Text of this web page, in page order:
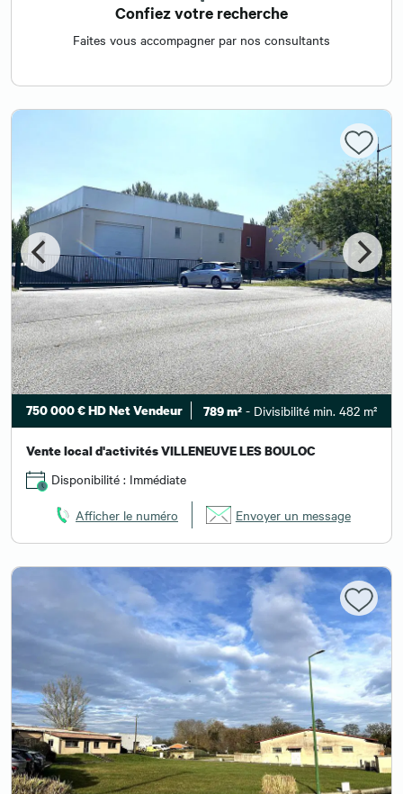
Confiez votre recherche
Faites vous accompagner par nos consultants
750 000 € HD Net Vendeur 789 m²- Divisibilité min. 482 m²
Vente local d'activités VILLENEUVE LES BOULOC
Disponibilité : Immédiate
Afficher le numéro Envoyer un message